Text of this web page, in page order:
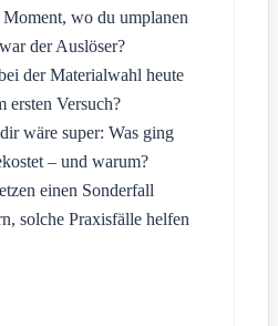
wo du umplanen
der Auslöser?
der Materialwahl heute
ersten Versuch?
wäre super: Was ging
– und warum?
einen Sonderfall
solche Praxisfälle helfen